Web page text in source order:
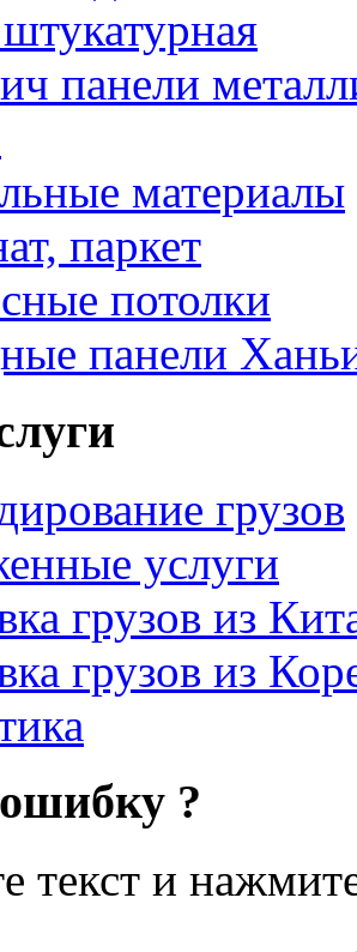
панели
материалы
паркет
потолки
панели
грузов
услуги
грузов из
грузов из
?
текст и